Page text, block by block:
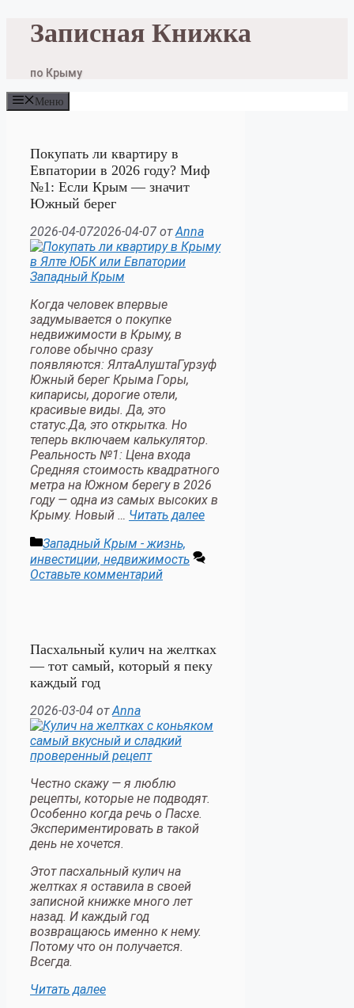
ПерейтиЗаписная Книжка
по Крыму
Меню
Покупать ли квартиру в
Евпатории в 2026 году? Миф
№1: Если Крым — значит
Южный берег
2026-04-072026-04-07 отAnna
Когда человек впервые
задумывается о покупке
недвижимости в Крыму, в
голове обычно сразу
появляются: ЯлтаАлуштаГурзуф
Южный берег Крыма Горы,
кипарисы, дорогие отели,
красивые виды. Да, это
статус.Да, это открытка. Но
теперь включаем калькулятор.
Реальность №1: Цена входа
Средняя стоимость квадратного
метра на Южном берегу в 2026
году — одна из самых высоких в
Крыму. Новый … Читать далее
Рубрики
Западный Крым - жизнь,
инвестиции, недвижимость
Оставьте комментарий
Пасхальный кулич на желтках
— тот самый, который я пеку
каждый год
2026-03-04 отAnna
Честно скажу — я люблю
рецепты, которые не подводят.
Особенно когда речь о Пасхе.
Экспериментировать в такой
день не хочется.
Этот пасхальный кулич на
желтках я оставила в своей
записной книжке много лет
назад. И каждый год
возвращаюсь именно к нему.
Потому что он получается.
Всегда.
Читать далее